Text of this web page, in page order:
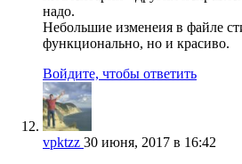
надо.
Небольшие изменеия в файле
функционально, но и красиво.
Войдите, чтобы ответить
vpktzz 30 июня, 2017 в 16:42